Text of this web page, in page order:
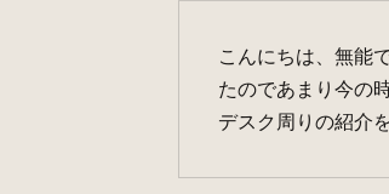
こんにちは、無能
たのであまり今の
デスク周りの紹介